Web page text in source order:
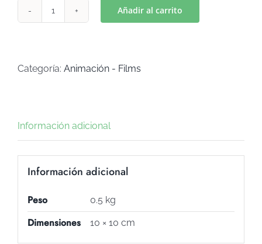
(Art
Añadir al carrito
Categoría: Animación - Films
Información adicional
Información adicional
Peso 0.5 kg
Dimensiones 10 × 10 cm